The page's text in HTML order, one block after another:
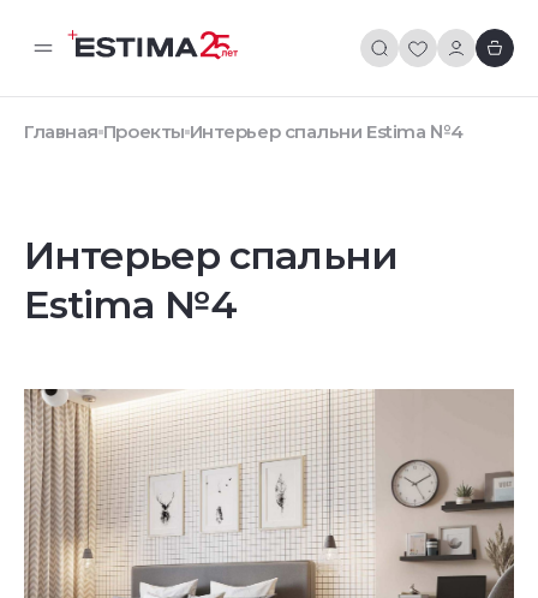
Главная Проекты Интерьер спальни Estima №4
Интерьер спальни
Estima №4